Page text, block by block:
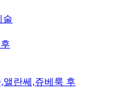
술
앨란쎄,쥬베룩 후